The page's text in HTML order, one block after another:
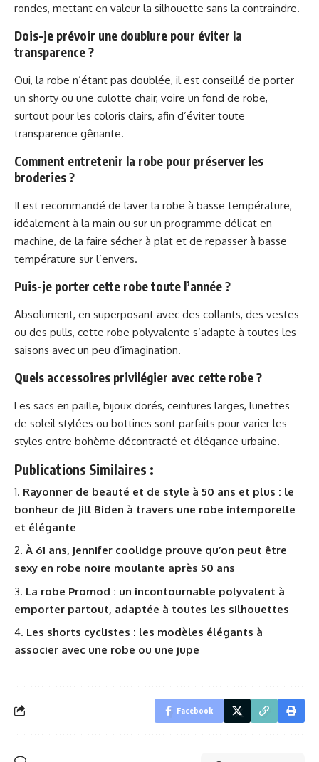
rondes, mettant en valeur la silhouette sans la contraindre.
Dois-je prévoir une doublure pour éviter la
transparence ?
Oui, la robe n’étant pas doublée, il est conseillé de porter
un shorty ou une culotte chair, voire un fond de robe,
surtout pour les coloris clairs, afin d’éviter toute
transparence gênante.
Comment entretenir la robe pour préserver les
broderies ?
Il est recommandé de laver la robe à basse température,
idéalement à la main ou sur un programme délicat en
machine, de la faire sécher à plat et de repasser à basse
température sur l’envers.
Puis-je porter cette robe toute l’année ?
Absolument, en superposant avec des collants, des vestes
ou des pulls, cette robe polyvalente s’adapte à toutes les
saisons avec un peu d’imagination.
Quels accessoires privilégier avec cette robe ?
Les sacs en paille, bijoux dorés, ceintures larges, lunettes
de soleil stylées ou bottines sont parfaits pour varier les
styles entre bohème décontracté et élégance urbaine.
Publications Similaires :
Rayonner de beauté et de style à 50 ans et plus : le
bonheur de Jill Biden à travers une robe intemporelle
et élégante
À 61 ans, jennifer coolidge prouve qu’on peut être
sexy en robe noire moulante après 50 ans
La robe Promod : un incontournable polyvalent à
emporter partout, adaptée à toutes les silhouettes
Les shorts cyclistes : les modèles élégants à
associer avec une robe ou une jupe
Facebook